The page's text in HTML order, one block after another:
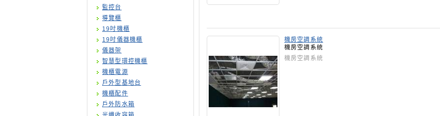
監控台
導覽櫃
19吋機櫃
19吋儀器機櫃
儀器架
智慧型環控機櫃
機櫃電源
戶外型基地台
機櫃配件
戶外防水箱
機房空調系統
機房空調系統
機房空調系統